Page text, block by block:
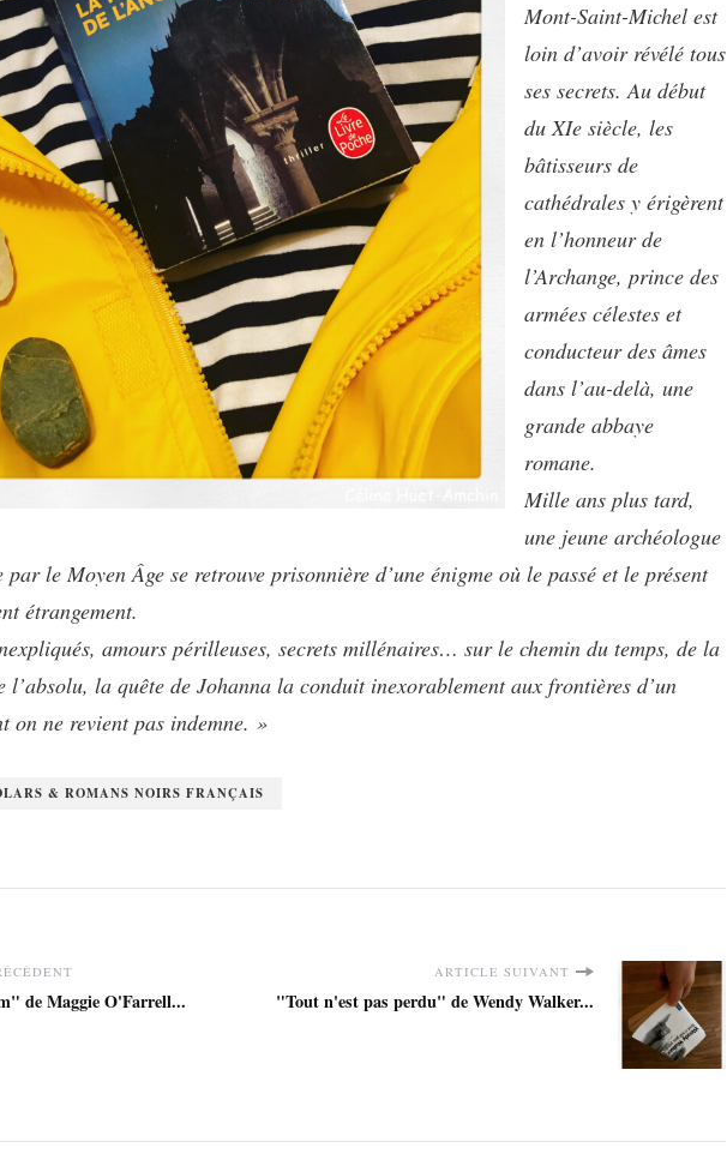
Mont-Saint-Michel est
loin d’avoir révélé tous
ses secrets. Au début
du XIe siècle, les
bâtisseurs de
cathédrales y érigèrent
en l’honneur de
l’Archange, prince des
armées célestes et
conducteur des âmes
dans l’au-delà, une
grande abbaye
romane.
Mille ans plus tard,
une jeune archéologue
par le Moyen Âge se retrouve prisonnière d’une énigme où le passé et le présent
étrangement.
amours périlleuses, secrets millénaires… sur le chemin du temps, de la
l’absolu, la quête de Johanna la conduit inexorablement aux frontières d’un
on ne revient pas indemne. »
& ROMANS NOIRS FRANÇAIS
de Maggie O'Farrell...
ARTICLE SUIVANT
"Tout n'est pas perdu" de Wendy Walker...